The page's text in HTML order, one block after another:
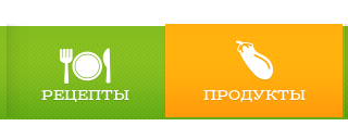
РЕЦЕПТЫ ПРОДУКТЫ